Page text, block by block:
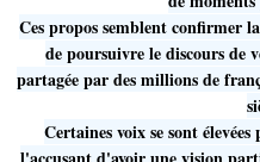
Ces propos semblent confirmer
de poursuivre le discours de
partagée par des millions de
Certaines voix se sont